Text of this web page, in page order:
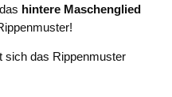
hintere Maschenglied
sich das Rippenmuster